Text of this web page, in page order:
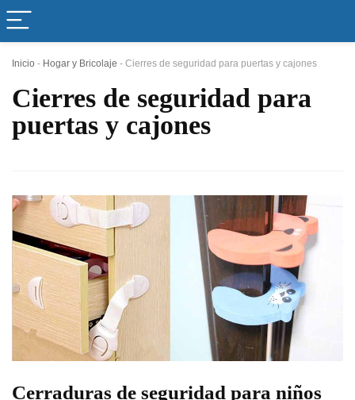
Inicio - Hogar y Bricolaje - Cierres de seguridad para puertas y cajones
Cierres de seguridad para
puertas y cajones
Cerraduras de seguridad para niños